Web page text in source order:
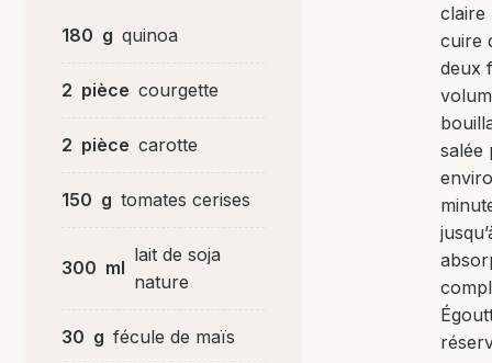
180 g quinoa
2 pièce courgette
2 pièce carotte
150 g tomates cerises
300 ml
lait de soja
nature
30 g fécule de maïs
claire
cuire
deux
salée